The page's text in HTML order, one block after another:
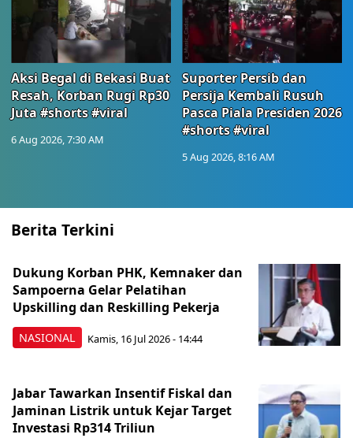
Aksi Begal di Bekasi Buat
Resah, Korban Rugi Rp30
Juta #shorts #viral
6 Aug 2026, 7:30 AM
Suporter Persib dan
Persija Kembali Rusuh
Pasca Piala Presiden 2026
#shorts #viral
5 Aug 2026, 8:16 AM
Berita Terkini
NASIONAL
Dukung Korban PHK, Kemnaker dan
Sampoerna Gelar Pelatihan
Upskilling dan Reskilling Pekerja
Kamis, 16 Jul 2026 - 14:44
Jabar Tawarkan Insentif Fiskal dan
Jaminan Listrik untuk Kejar Target
Investasi Rp314 Triliun